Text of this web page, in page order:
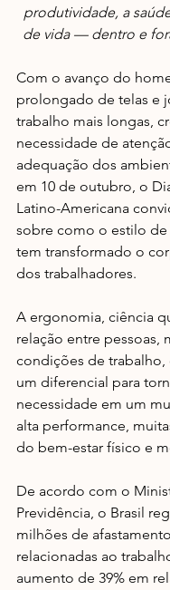
produtividade, a
de vida — dentro e
Com o avanço do
prolongado de telas e
trabalho mais longas,
necessidade de
adequação dos
em 10 de outubro, o
Latino-Americana
sobre como o estilo
tem transformado o
dos trabalhadores.
A ergonomia, ciência
relação entre pessoas,
condições de trabalho,
um diferencial para
necessidade em um
alta performance,
do bem-estar físico e
De acordo com o
Previdência, o Brasil
milhões de
relacionadas ao
aumento de 39% em